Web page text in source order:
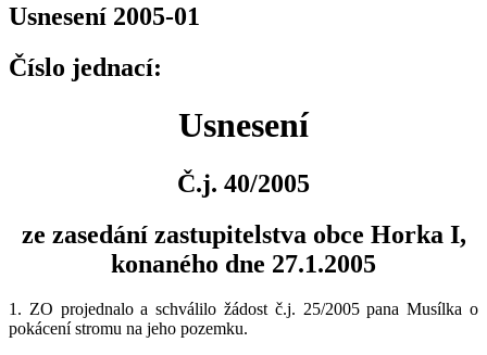
Usnesení 2005-01
Číslo jednací:
Usnesení
Č.j. 40/2005
ze zasedání zastupitelstva obce Horka I,
konaného dne 27.1.2005
1. ZO projednalo a schválilo žádost č.j. 25/2005 pana Musílka o
pokácení stromu na jeho pozemku.